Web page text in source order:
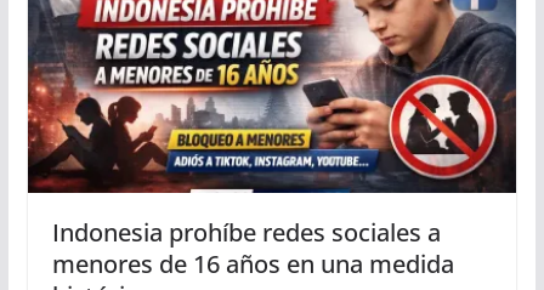
Indonesia prohíbe redes sociales a
menores de 16 años en una medida